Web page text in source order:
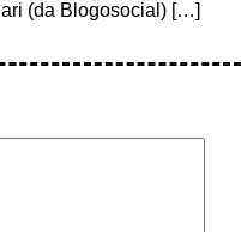
(da Blogosocial) […]